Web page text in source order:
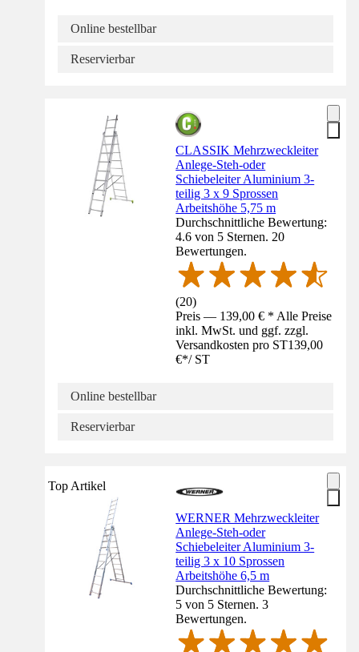
Online bestellbar
Reservierbar
CLASSIK Mehrzweckleiter
Anlege-Steh-oder
Schiebeleiter Aluminium 3-
teilig 3 x 9 Sprossen
Arbeitshöhe 5,75 m
Durchschnittliche Bewertung:
4.6 von 5 Sternen. 20
Bewertungen.
(20)
Preis — 139,00 € * Alle Preise
inkl. MwSt. und ggf. zzgl.
Versandkosten pro ST139,00
€*/ ST
Online bestellbar
Reservierbar
Top Artikel
WERNER Mehrzweckleiter
Anlege-Steh-oder
Schiebeleiter Aluminium 3-
teilig 3 x 10 Sprossen
Arbeitshöhe 6,5 m
Durchschnittliche Bewertung:
5 von 5 Sternen. 3
Bewertungen.